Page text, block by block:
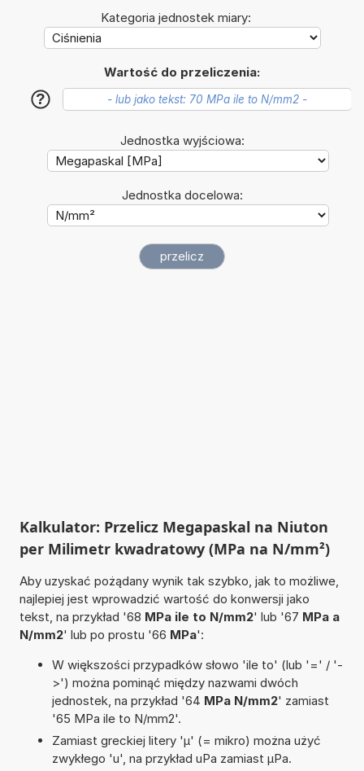
Kategoria jednostek miary:
Wartość do przeliczenia:
?
Jednostka wyjściowa:
Jednostka docelowa:
Kalkulator: Przelicz Megapaskal na Niuton
per Milimetr kwadratowy (MPa na N/mm²)
Aby uzyskać pożądany wynik tak szybko, jak to możliwe,
najlepiej jest wprowadzić wartość do konwersji jako
tekst, na przykład '68 MPa ile to N/mm2' lub '67 MPa a
N/mm2' lub po prostu '66 MPa':
W większości przypadków słowo 'ile to' (lub '=' / '-
>') można pominąć między nazwami dwóch
jednostek, na przykład '64 MPa N/mm2' zamiast
'65 MPa ile to N/mm2'.
Zamiast greckiej litery 'µ' (= mikro) można użyć
zwykłego 'u', na przykład uPa zamiast µPa.